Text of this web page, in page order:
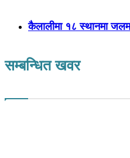
कैलालीमा १८ स्थानमा
सम्बन्धित खवर